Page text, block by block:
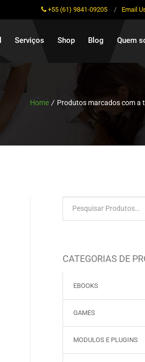
+55 (61) 9841-09205 / Email
Serviços Shop Blog Quem
Home / Produtos marcados com a
CATEGORIAS DE
EBOOKS
GAMES
MODULOS E PLUGINS